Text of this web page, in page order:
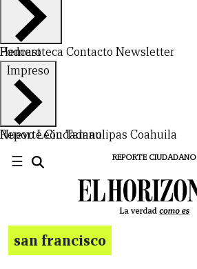
Hemeroteca Contacto Newsletter
Podcast
Impreso
Nuevo LeónTamaulipas Coahuila
Reporte Ciudadano
☰ REPORTE CIUDADANO
san francisco